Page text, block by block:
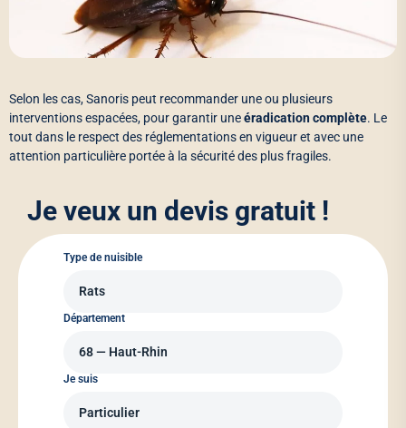
Selon les cas, Sanoris peut recommander une ou plusieurs
interventions espacées, pour garantir uneéradication complète. Le
tout dans le respect des réglementations en vigueur et avec une
attention particulière portée à la sécurité des plus fragiles.
Je veux un devis gratuit !
Type de nuisible
Département
Je suis